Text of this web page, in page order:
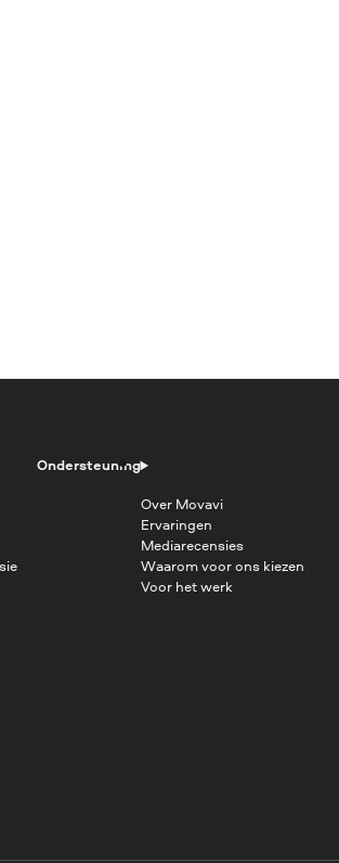
Ondersteuning
Over Movavi
Ervaringen
Mediarecensies
Waarom voor ons kiezen
Voor het werk